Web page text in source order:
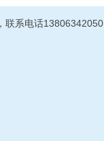
联系电话13806342050